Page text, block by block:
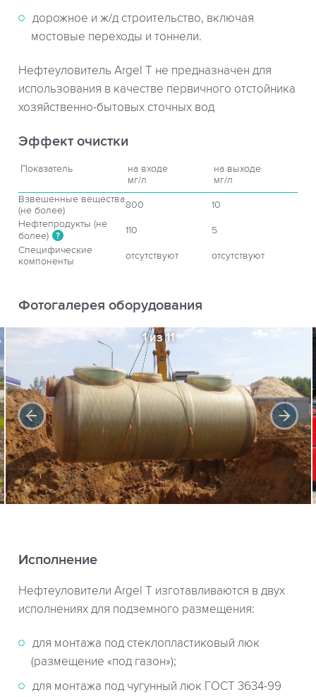
дорожное и ж/д строительство, включая
мостовые переходы и тоннели.
Нефтеуловитель Argel T не предназначен для
использования в качестве первичного отстойника
хозяйственно-бытовых сточных вод
Эффект очистки
Показатель на входе
на выходе
мг/л
мг/л
Взвешенные вещества
(не более)
800
10
Нефтепродукты (не
более)
? 110
5
Специфические
компоненты
отсутствуют отсутствуют
Фотогалерея оборудования
1 из 11
Исполнение
Нефтеуловители Argel T изготавливаются в двух
исполнениях для подземного размещения:
для монтажа под стеклопластиковый люк
(размещение «под газон»);
для монтажа под чугунный люк ГОСТ 3634-99